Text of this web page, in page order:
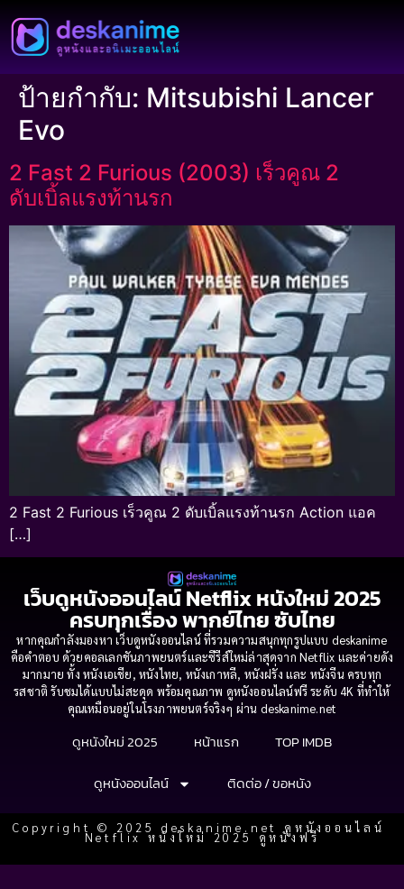
ป้ายกำกับ: Mitsubishi Lancer
Evo
2 Fast 2 Furious (2003) เร็วคูณ 2
ดับเบิ้ลแรงท้านรก
2 Fast 2 Furious เร็วคูณ 2 ดับเบิ้ลแรงท้านรก Action แอค
[…]
เว็บดูหนังออนไลน์ Netflix หนังใหม่ 2025
ครบทุกเรื่อง พากย์ไทย ซับไทย
หากคุณกำลังมองหา เว็บดูหนังออนไลน์ ที่รวมความสนุกทุกรูปแบบ deskanime
คือคำตอบ ด้วยคอลเลกชันภาพยนตร์และซีรีส์ใหม่ล่าสุดจาก Netflix และค่ายดัง
มากมาย ทั้ง หนังเอเชีย, หนังไทย, หนังเกาหลี, หนังฝรั่ง และ หนังจีน ครบทุก
รสชาติ รับชมได้แบบไม่สะดุด พร้อมคุณภาพ ดูหนังออนไลน์ฟรี ระดับ 4K ที่ทำให้
คุณเหมือนอยู่ในโรงภาพยนตร์จริงๆ ผ่าน deskanime.net
ดูหนังใหม่ 2025 หน้าแรก
TOP IMDB
ดูหนังออนไลน์
ติดต่อ / ขอหนัง
Copyright © 2025 deskanime.net ดูหนังออนไลน์
Netflix หนังใหม่ 2025 ดูหนังฟรี